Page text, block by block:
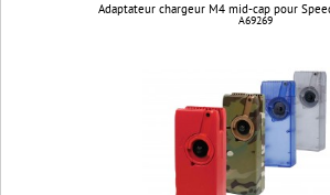
Adaptateur chargeur M4 mid-cap pour
A69269